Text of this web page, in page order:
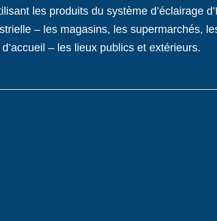
les produits du système d’éclairage
– les magasins, les supermarchés,
– les lieux publics et extérieurs.